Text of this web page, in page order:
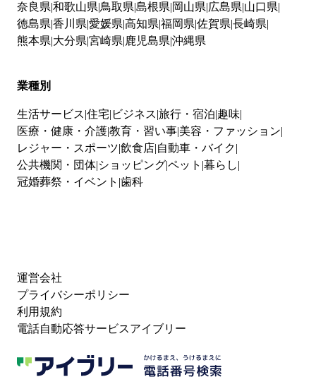
奈良県 和歌山県 鳥取県 島根県 岡山県 広島県 山口県
徳島県 香川県 愛媛県 高知県 福岡県 佐賀県 長崎県
熊本県 大分県 宮崎県 鹿児島県 沖縄県
業種別
生活サービス 住宅 ビジネス 旅行・宿泊 趣味
医療・健康・介護教育・習い事 美容・ファッション
レジャー・スポーツ 飲食店 自動車・バイク
公共機関・団体 ショッピングペット 暮らし
冠婚葬祭・イベント 歯科
運営会社
プライバシーポリシー
利用規約
電話自動応答サービスアイブリー